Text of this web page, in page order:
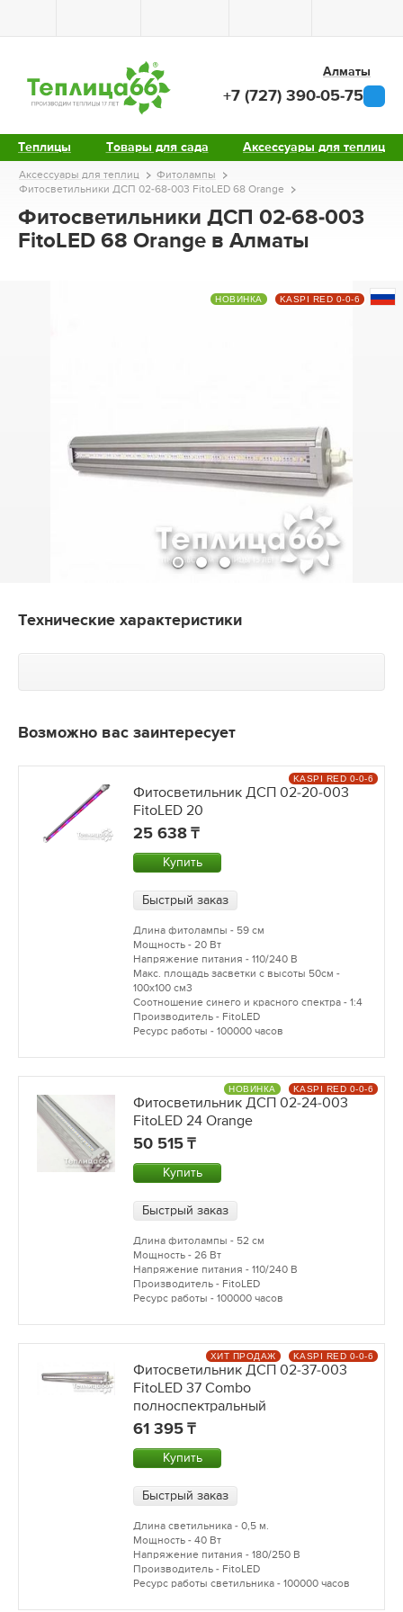
Теплицы Товары для сада Аксессуары для теплиц
Алматы
+7 (727) 390-05-75
Аксессуары для теплиц
Фитолампы
Фитосветильники ДСП 02-68-003 FitoLED 68 Orange
Фитосветильники ДСП 02-68-003
FitoLED 68 Orange в Алматы
НОВИНКА KASPI RED 0-0-6
Технические характеристики
Возможно вас заинтересует
Фитосветильник ДСП 02-20-003
FitoLED 20
25 638
Купить
Быстрый заказ
Длина фитолампы - 59 см
Мощность - 20 Вт
Напряжение питания - 110/240 В
Макс. площадь засветки с высоты 50см -
100х100 см3
Соотношение синего и красного спектра - 1:4
Производитель - FitoLED
Ресурс работы - 100000 часов
KASPI RED 0-0-6
Фитосветильник ДСП 02-24-003
FitoLED 24 Orange
50 515
Купить
Быстрый заказ
Длина фитолампы - 52 см
Мощность - 26 Вт
Напряжение питания - 110/240 В
Производитель - FitoLED
Ресурс работы - 100000 часов
НОВИНКА KASPI RED 0-0-6
Фитосветильник ДСП 02-37-003
FitoLED 37 Combo
полноспектральный
61 395
Купить
Быстрый заказ
Длина светильника - 0,5 м.
Мощность - 40 Вт
Напряжение питания - 180/250 В
Производитель - FitoLED
Ресурс работы светильника - 100000 часов
ХИТ ПРОДАЖ KASPI RED 0-0-6